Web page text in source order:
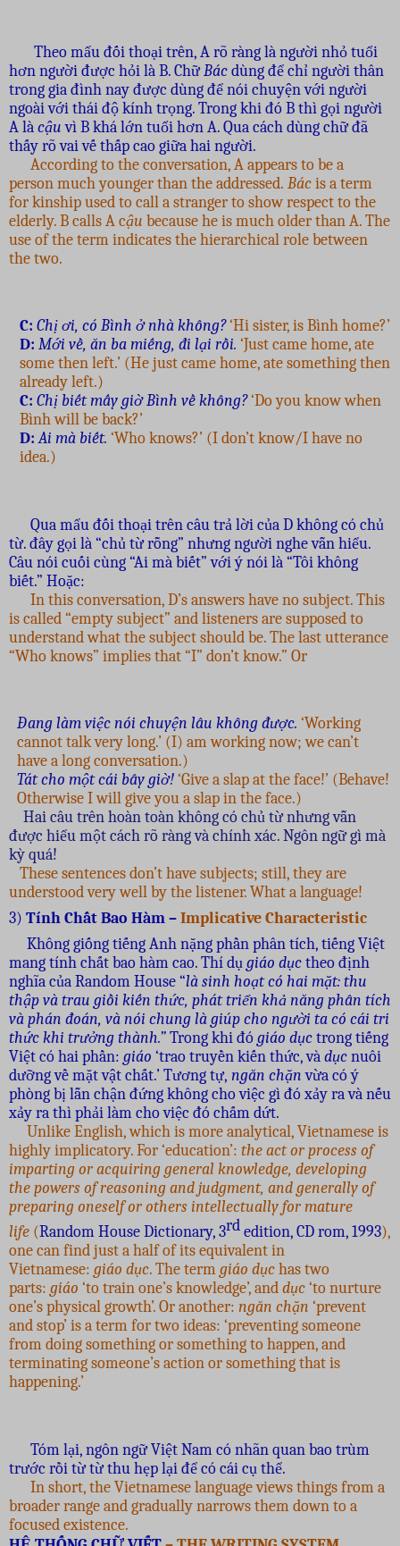
Theo mẩu đối thoại trên, A rõ ràng là người nhỏ tuổi
hơn người được hỏi là B. ChữBácdùng để chỉ người thân
trong gia đình nay được dùng để nói chuyện với người
ngoài với thái độ kính trọng. Trong khi đó B thì gọi người
A làcậuvì B khá lớn tuổi hơn A. Qua cách dùng chữ đã
thấy rõ vai vế thấp cao giữa hai người.
According to the conversation, A appears to be a
person much younger than the addressed. Bácis a term
for kinship used to call a stranger to show respect to the
elderly. B calls A cậu because he is much older than A. The
use of the term indicates the hierarchical role between
the two.
C: Chị ơi, có Bình ở nhà không?‘Hi sister, is Bình home?’
D: Mới về, ăn ba miếng, đi lại rồi. ‘Just came home, ate
some then left.’ (He just came home, ate something then
already left.)
C: Chị biết mấy giờ Bình về không?‘Do you know when
Bình will be back?’
D: Ai mà biết. ‘Who knows?’ (I don’t know/I have no
idea.)
Qua mẩu đối thoại trên câu trả lời của D không có chủ
từ. đây gọi là “chủ từ rỗng” nhưng người nghe vẫn hiểu.
Câu nói cuối cùng “Ai mà biết” với ý nói là “Tôi không
biết.” Hoặc:
In this conversation, D’s answers have no subject. This
is called “empty subject” and listeners are supposed to
understand what the subject should be. The last utterance
“Who knows” implies that “I” don’t know.” Or
Đang làm việc nói chuyện lâu không được. ‘Working
cannot talk very long.’ (I) am working now; we can’t
have a long conversation.)
Tát cho một cái bây giờ!‘Give a slap at the face!’ (Behave!
Otherwise I will give you a slap in the face.)
Hai câu trên hoàn toàn không có chủ từ nhưng vẫn
được hiểu một cách rõ ràng và chính xác. Ngôn ngữ gì mà
kỳ quá!
These sentences don’t have subjects; still, they are
understood very well by the listener. What a language!
3) Tính Chất Bao Hàm –Implicative Characteristic
Không giống tiếng Anh nặng phần phân tích, tiếng Việt
mang tính chất bao hàm cao. Thí dụgiáo dụctheo định
nghĩa của Random House “là sinh hoạt có hai mặt: thu
thập và trau giồi kiến thức, phát triển khả năng phân tích
và phán đoán, và nói chung là giúp cho người ta có cái tri
thức khi trưởng thành.”Trong khi đógiáo dụctrong tiếng
Việt có hai phần: giáo ‘trao truyền kiến thức, vàdụcnuôi
dưỡng về mặt vật chất.’ Tương tự, ngăn chặnvừa có ý
phòng bị lẫn chận đứng không cho việc gì đó xảy ra và nếu
xảy ra thì phải làm cho việc đó chấm dứt.
Unlike English, which is more analytical, Vietnamese is
highly implicatory. For ‘education’: the act or process of
imparting or acquiring general knowledge, developing
the powers of reasoning and judgment, and generally of
preparing oneself or others intellectually for mature
life (Random House Dictionary, 3rdedition, CD rom, 1993),
one can find just a half of its equivalent in
Vietnamese: giáo dục. The termgiáo dụchas two
parts: giáo ‘to train one’s knowledge’, anddục‘to nurture
one’s physical growth’. Or another: ngăn chặn ‘prevent
and stop’ is a term for two ideas: ‘preventing someone
from doing something or something to happen, and
terminating someone’s action or something that is
happening.’
Tóm lại, ngôn ngữ Việt Nam có nhãn quan bao trùm
trước rồi từ từ thu hẹp lại để có cái cụ thể.
In short, the Vietnamese language views things from a
broader range and gradually narrows them down to a
focused existence.